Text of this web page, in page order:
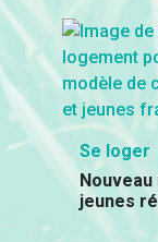
Se loger
jeunes